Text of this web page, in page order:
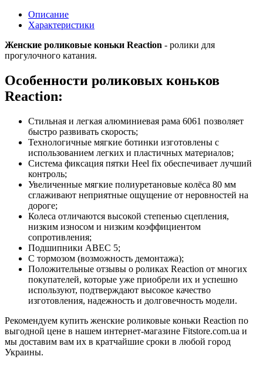
Описание
Характеристики
Женские роликовые коньки Reaction - ролики для
прогулочного катания.
Особенности роликовых коньков
Reaction:
Стильная и легкая алюминиевая рама 6061 позволяет
быстро развивать скорость;
Технологичные мягкие ботинки изготовлены с
использованием легких и пластичных материалов;
Система фиксация пятки Heel fix обеспечивает лучший
контроль;
Увеличенные мягкие полиуретановые колёса 80 мм
сглаживают неприятные ощущение от неровностей на
дороге;
Колеса отличаются высокой степенью сцепления,
низким износом и низким коэффициентом
сопротивления;
Подшипники АВЕС 5;
С тормозом (возможность демонтажа);
Положительные отзывы о роликах Reaction от многих
покупателей, которые уже приобрели их и успешно
используют, подтверждают высокое качество
изготовления, надежность и долговечность модели.
Рекомендуем купить женские роликовые коньки Reaction по
выгодной цене в нашем интернет-магазине Fitstore.com.ua и
мы доставим вам их в кратчайшие сроки в любой город
Украины.